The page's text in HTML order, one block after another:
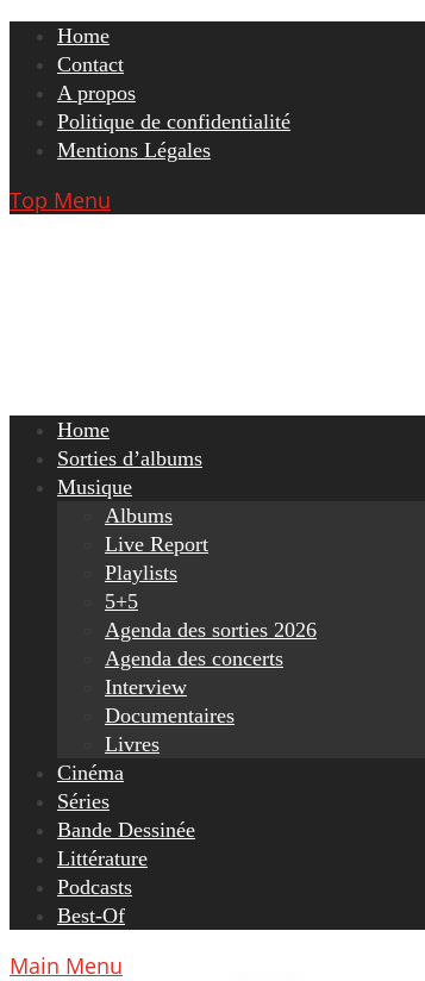
Skip
content
Home
Contact
A propos
Politique de confidentialité
Mentions Légales
Top Menu
Home
Sorties d’albums
Musique
Albums
Live Report
Playlists
5+5
Agenda des sorties 2026
Agenda des concerts
Interview
Documentaires
Livres
Cinéma
Séries
Bande Dessinée
Littérature
Podcasts
Best-Of
Main Menu